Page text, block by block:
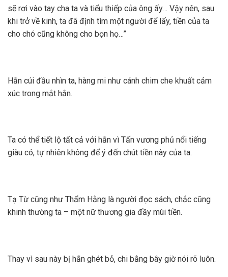
sẽ rơi vào tay cha ta và tiểu thiếp của ông ấy… Vậy nên, sau
khi trở về kinh, ta đã định tìm một người để lấy, tiền của ta
cho chó cũng không cho bọn họ…”
Hắn cúi đầu nhìn ta, hàng mi như cánh chim che khuất cảm
xúc trong mắt hắn.
Ta có thể tiết lộ tất cả với hắn vì Tấn vương phủ nổi tiếng
giàu có, tự nhiên không để ý đến chút tiền này của ta.
Tạ Từ cũng như Thẩm Hằng là người đọc sách, chắc cũng
khinh thường ta – một nữ thương gia đầy mùi tiền.
Thay vì sau này bị hắn ghét bỏ, chi bằng bây giờ nói rõ luôn.